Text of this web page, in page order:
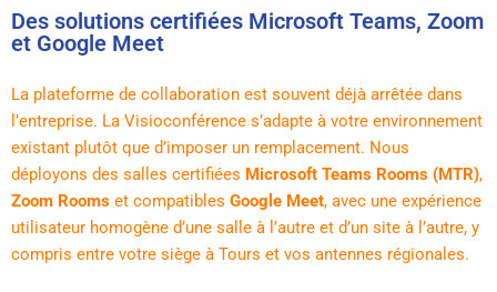
Des solutions certifiées Microsoft Teams, Zoom
et Google Meet
La plateforme de collaboration est souvent déjà arrêtée dans
l’entreprise. La Visioconférence s’adapte à votre environnement
existant plutôt que d’imposer un remplacement. Nous
déployons des salles certifiées Microsoft Teams Rooms (MTR),
Zoom Rooms et compatibles Google Meet, avec une expérience
utilisateur homogène d’une salle à l’autre et d’un site à l’autre, y
compris entre votre siège à Tours et vos antennes régionales.